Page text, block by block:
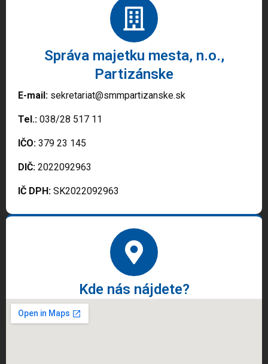
Správa majetku mesta, n.o.,
Partizánske
E-mail: sekretariat@smmpartizanske.sk
Tel.: 038/28 517 11
IČO: 379 23 145
DIČ: 2022092963
IČ DPH: SK2022092963
Kde nás nájdete?